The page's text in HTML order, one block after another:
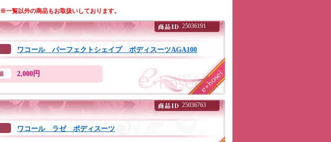
※一覧以外の商品もお取扱いしております。
25036191
ワコール パーフェクトシェイプ ボディスーツAGA100
2,000円
25036763
ワコール ラゼ ボディスーツ